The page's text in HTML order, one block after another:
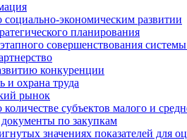
экономическим развитии
планирования
совершенствования
конкуренции
и охрана труда
рынок
субъектов малого и
по закупкам
значениях показателей для